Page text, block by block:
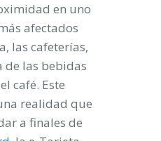
en uno
afectados
las cafeterías,
de las bebidas
café. Este
realidad que
a finales de